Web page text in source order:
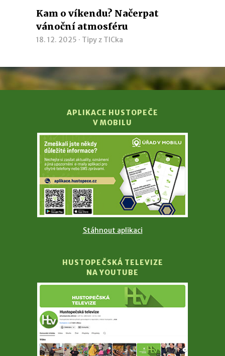
Kam o víkendu? Načerpat
vánoční atmosféru
18. 12. 2025 · Tipy z TICka
APLIKACE HUSTOPEČE
V MOBILU
Stáhnout aplikaci
HUSTOPEČSKÁ TELEVIZE
NA YOUTUBE